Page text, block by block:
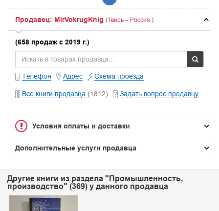
Продавец: MirVokrugKnig (Тверь – Россия.)
(658 продаж с 2019 г.)
Телефон Адрес Схема проезда
Все книги продавца (1812) Задать вопрос продавцу
Условия оплаты и доставки
Дополнительные услуги продавца
Другие книги из раздела "Промышленность,
производство" (369) у данного продавца